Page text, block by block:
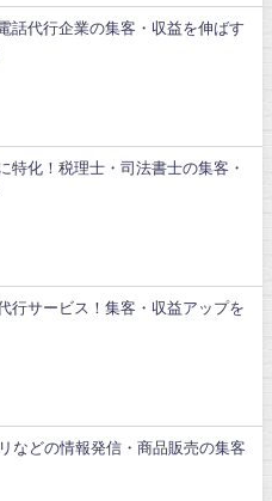
話代行企業の集客・収益を伸ばす
特化！税理士・司法書士の集客・
行サービス！集客・収益アップを
などの情報発信・商品販売の集客